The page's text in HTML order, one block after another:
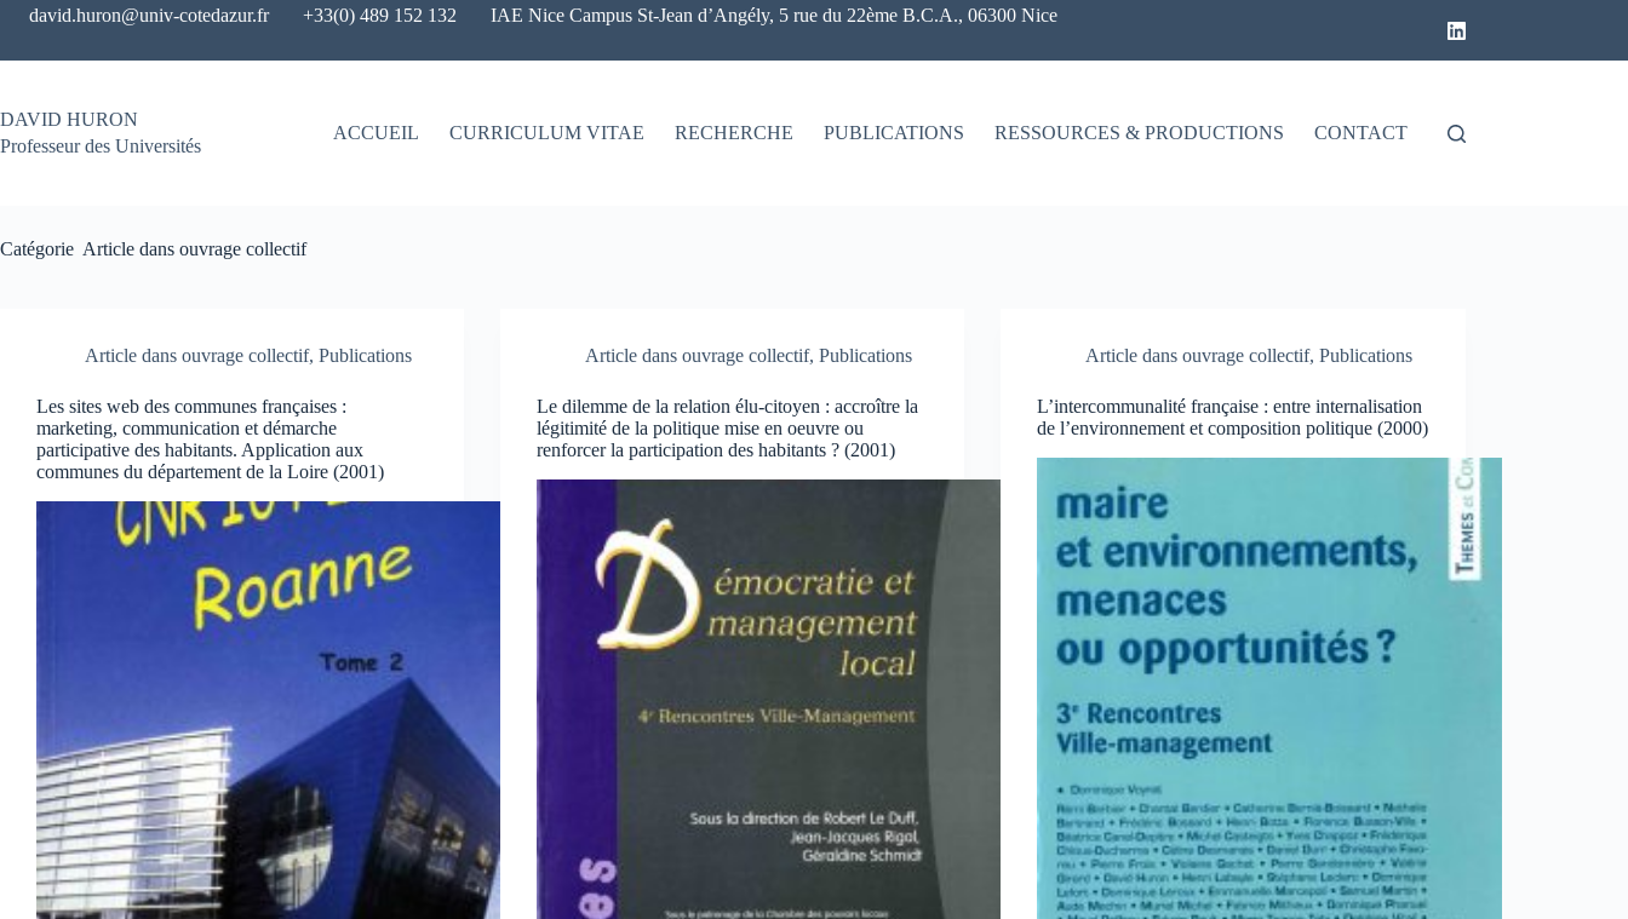
Passerdavid.huron@univ-cotedazur.fr +33(0) 489 152 132 IAE Nice Campus St-Jean d’Angély, 5 rue du 22ème B.C.A., 06300 Nice
DAVID HURON
Professeur des Universités
ACCUEIL CURRICULUM VITAE RECHERCHE PUBLICATIONS RESSOURCES & PRODUCTIONS CONTACT
Catégorie Article dans ouvrage collectif
Article dans ouvrage collectif, Publications
Les sites web des communes françaises :
marketing, communication et démarche
participative des habitants. Application aux
communes du département de la Loire (2001)
Article dans ouvrage collectif,Publications
Le dilemme de la relation élu-citoyen : accroître la
légitimité de la politique mise en oeuvre ou
renforcer la participation des habitants ? (2001)
Article dans ouvrage collectif,Publications
L’intercommunalité française : entre internalisation
de l’environnement et composition politique (2000)